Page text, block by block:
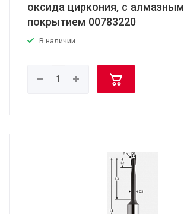
оксида циркония, с алмазным
покрытием 00783220
В наличии